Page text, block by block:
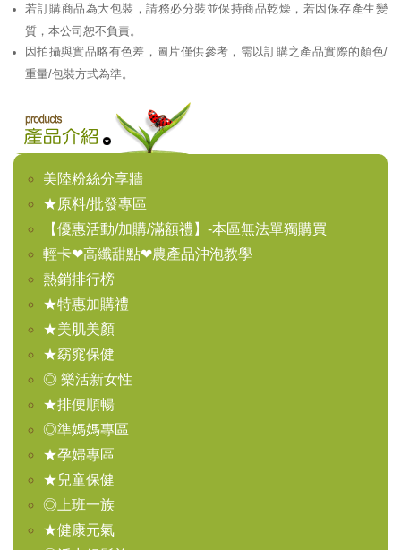
若訂購商品為大包裝，請務必分裝並保持商品乾燥，若因保存產生變
質，本公司恕不負責。
因拍攝與實品略有色差，圖片僅供參考，需以訂購之產品實際的顏色/
重量/包裝方式為準。
美陸粉絲分享牆
★原料/批發專區
【優惠活動/加購/滿額禮】-本區無法單獨購買
輕卡❤高纖甜點❤農產品沖泡教學
熱銷排行榜
★特惠加購禮
★美肌美顏
★窈窕保健
◎ 樂活新女性
★排便順暢
◎準媽媽專區
★孕婦專區
★兒童保健
◎上班一族
★健康元氣